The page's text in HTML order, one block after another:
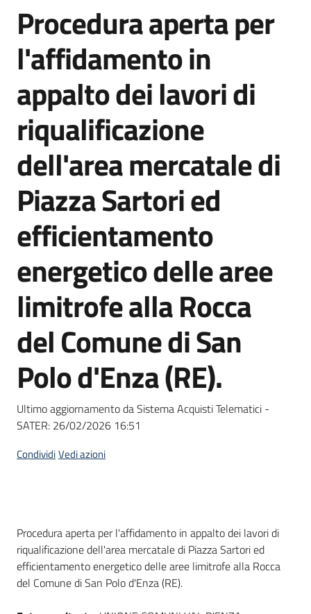
strumenti
di
Supporto
Piattaforme
telematiche
English
site
Seguici
su
Salta al contenuto
Procedura aperta per
l'affidamento in
appalto dei lavori di
riqualificazione
dell'area mercatale di
Piazza Sartori ed
efficientamento
energetico delle aree
limitrofe alla Rocca
del Comune di San
Polo d'Enza (RE).
Ultimo aggiornamento da Sistema Acquisti Telematici -
SATER: 26/02/2026 16:51
CondividiVedi azioni
Dati del bando
Procedura aperta per l'affidamento in appalto dei lavori di
riqualificazione dell'area mercatale di Piazza Sartori ed
efficientamento energetico delle aree limitrofe alla Rocca
del Comune di San Polo d'Enza (RE).